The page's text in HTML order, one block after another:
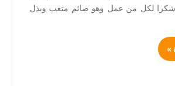
شكرا لكل من عمل وهو صائم متعب وبذل
»